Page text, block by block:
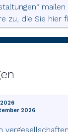
zu, die Sie hier
2026